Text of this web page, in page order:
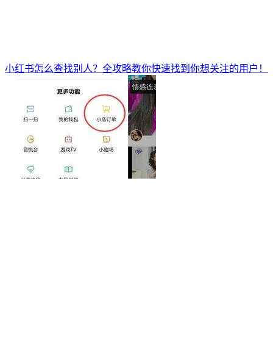
小红书怎么查找别人？全攻略教你快速找到你想关注的用户！